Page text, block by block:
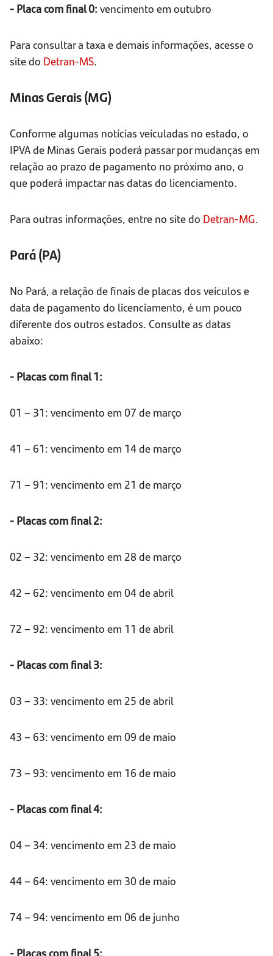
- Placa com final 0: vencimento em outubro
Para consultar a taxa e demais informações, acesse o
site do Detran-MS.
Minas Gerais (MG)
Conforme algumas notícias veiculadas no estado, o
IPVA de Minas Gerais poderá passar por mudanças em
relação ao prazo de pagamento no próximo ano, o
que poderá impactar nas datas do licenciamento.
Para outras informações, entre no site do Detran-MG.
Pará (PA)
No Pará, a relação de finais de placas dos veículos e
data de pagamento do licenciamento, é um pouco
diferente dos outros estados. Consulte as datas
abaixo:
- Placas com final 1:
01 – 31: vencimento em 07 de março
41 – 61: vencimento em 14 de março
71 – 91: vencimento em 21 de março
- Placas com final 2:
02 – 32: vencimento em 28 de março
42 – 62: vencimento em 04 de abril
72 – 92: vencimento em 11 de abril
- Placas com final 3:
03 – 33: vencimento em 25 de abril
43 – 63: vencimento em 09 de maio
73 – 93: vencimento em 16 de maio
- Placas com final 4:
04 – 34: vencimento em 23 de maio
44 – 64: vencimento em 30 de maio
74 – 94: vencimento em 06 de junho
- Placas com final 5: